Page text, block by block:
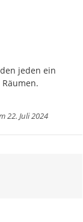
jeden ein
22. Juli 2024